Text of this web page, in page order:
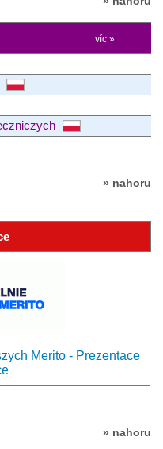
víc »
» nahoru
Merito - Prezentace
» nahoru